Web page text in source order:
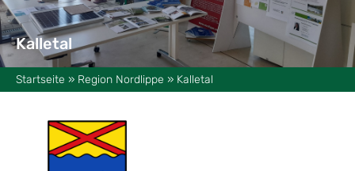
Kalletal
Startseite » Region Nordlippe » Kalletal